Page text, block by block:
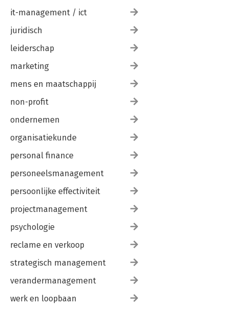
it-management / ict
juridisch
leiderschap
marketing
mens en maatschappij
non-profit
ondernemen
organisatiekunde
personal finance
personeelsmanagement
persoonlijke effectiviteit
projectmanagement
psychologie
reclame en verkoop
strategisch management
verandermanagement
werk en loopbaan